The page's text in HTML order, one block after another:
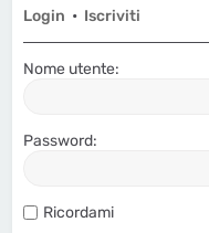
Login • Iscriviti
Nome utente:
Password:
Ricordami